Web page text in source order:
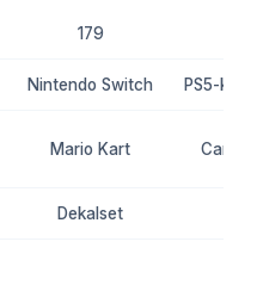
179
Nintendo Switch PS5-
Mario Kart Camo
Dekalset